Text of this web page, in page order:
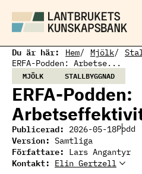
a
Du är här: Hem Mjölk
ERFA-Podden: Arbetse...
MJÖLK STALLBYGGNAD
ERFA-Podden:
Publicerad: 2026-05-18Podd
Version: Samtliga
Författare: Lars Angantyr
Kontakt: Elin Gertzell
Elin Gertzell